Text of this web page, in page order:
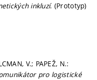
inkluzí. (Prototyp)
V.; PAPEŽ, N.:
pro logistické